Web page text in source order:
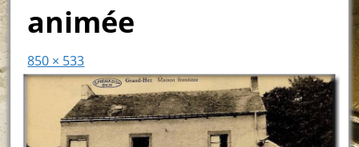
animée
850 × 533